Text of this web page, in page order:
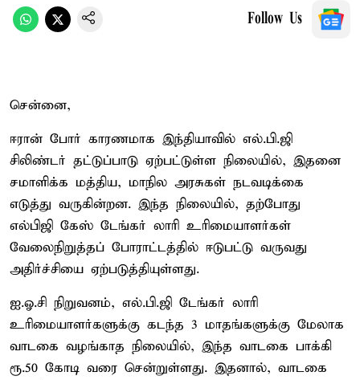
Follow Us
சென்னை,
ஈரான் போர் காரணமாக இந்தியாவில் எல்.பி.ஜி
சிலிண்டர் தட்டுப்பாடு ஏற்பட்டுள்ள நிலையில், இதனை
சமாளிக்க மத்திய, மாநில அரசுகள் நடவடிக்கை
எடுத்து வருகின்றன. இந்த நிலையில், தற்போது
எல்பிஜி கேஸ் டேங்கர் லாரி உரிமையாளர்கள்
வேலைநிறுத்தப் போராட்டத்தில் ஈடுபட்டு வருவது
அதிர்ச்சியை ஏற்படுத்தியுள்ளது.
ஐ.ஓ.சி நிறுவனம், எல்.பி.ஜி டேங்கர் லாரி
உரிமையாளர்களுக்கு கடந்த 3 மாதங்களுக்கு மேலாக
வாடகை வழங்காத நிலையில், இந்த வாடகை பாக்கி
ரூ.50 கோடி வரை சென்றுள்ளது. இதனால், வாடகை